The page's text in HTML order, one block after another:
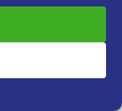
pozycję w
dla
dwie, które